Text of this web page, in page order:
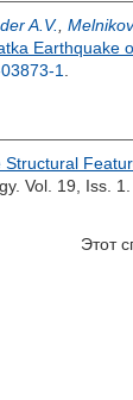
A.V.
Earthquake
1
Structural
Vol. 19, Iss. 1.
Этот